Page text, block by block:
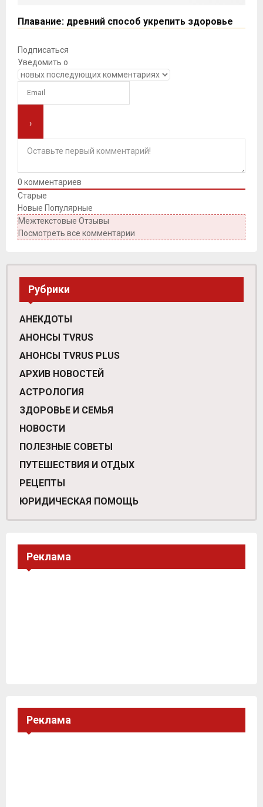
Плавание: древний способ укрепить здоровье
Подписаться
Уведомить о
0 комментариев
Старые
Новые Популярные
Межтекстовые Отзывы
Посмотреть все комментарии
Рубрики
АНЕКДОТЫ
АНОНСЫ TVRUS
АНОНСЫ TVRUS PLUS
АРХИВ НОВОСТЕЙ
АСТРОЛОГИЯ
ЗДОРОВЬЕ И СЕМЬЯ
НОВОСТИ
ПОЛЕЗНЫЕ СОВЕТЫ
ПУТЕШЕСТВИЯ И ОТДЫХ
РЕЦЕПТЫ
ЮРИДИЧЕСКАЯ ПОМОЩЬ
Реклама
Реклама